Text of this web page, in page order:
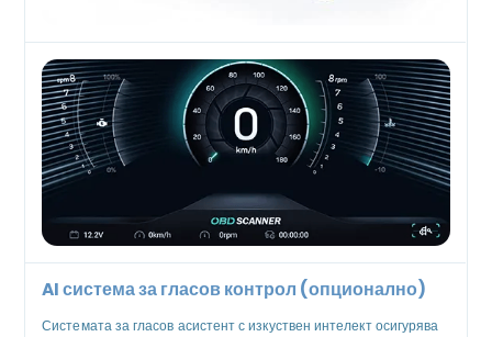
AI система за гласов контрол (опционално)
Системата за гласов асистент с изкуствен интелект осигурява